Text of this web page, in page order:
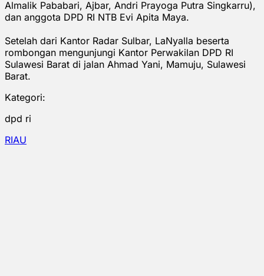
Almalik Pababari, Ajbar, Andri Prayoga Putra Singkarru),
dan anggota DPD RI NTB Evi Apita Maya.
Setelah dari Kantor Radar Sulbar, LaNyalla beserta
rombongan mengunjungi Kantor Perwakilan DPD RI
Sulawesi Barat di jalan Ahmad Yani, Mamuju, Sulawesi
Barat.
Kategori:
dpd ri
RIAU